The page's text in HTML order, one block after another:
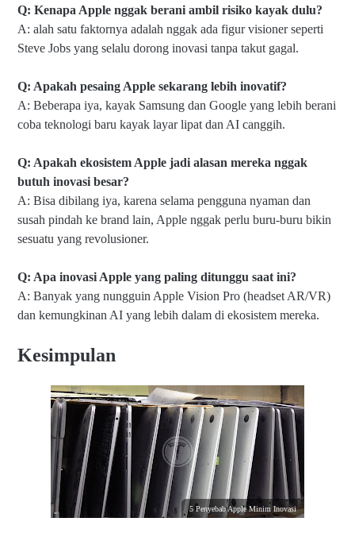
Q: Kenapa Apple nggak berani ambil risiko kayak dulu?
A: alah satu faktornya adalah nggak ada figur visioner seperti
Steve Jobs yang selalu dorong inovasi tanpa takut gagal.
Q: Apakah pesaing Apple sekarang lebih inovatif?
A: Beberapa iya, kayak Samsung dan Google yang lebih berani
coba teknologi baru kayak layar lipat dan AI canggih.
Q: Apakah ekosistem Apple jadi alasan mereka nggak
butuh inovasi besar?
A: Bisa dibilang iya, karena selama pengguna nyaman dan
susah pindah ke brand lain, Apple nggak perlu buru-buru bikin
sesuatu yang revolusioner.
Q: Apa inovasi Apple yang paling ditunggu saat ini?
A: Banyak yang nungguin Apple Vision Pro (headset AR/VR)
dan kemungkinan AI yang lebih dalam di ekosistem mereka.
Kesimpulan
5 Penyebab Apple Minim Inovasi